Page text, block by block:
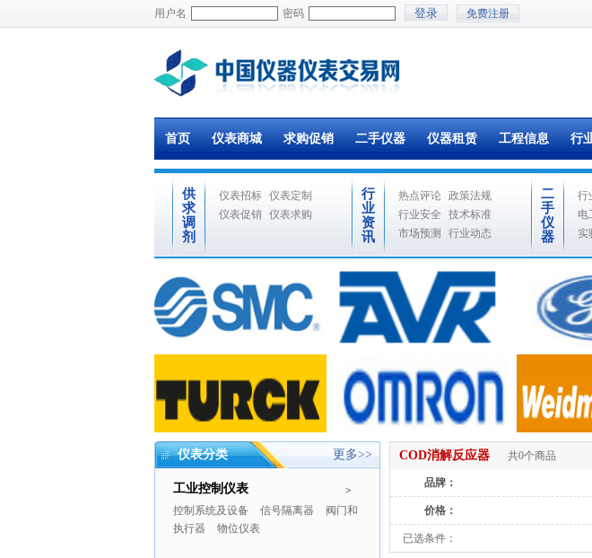
用户名 密码 免费注册
首页 仪表商城 求购促销 二手仪器 仪器租赁 工程信息 行
供
求
调
剂
仪表招标 仪表定制
仪表促销
仪表求购
行
业
资
讯
热点评论 政策法规
行业安全
技术标准
市场预测
行业动态
二
手
仪
器
行
电
实
仪表分类 更多>>
>
工业控制仪表
控制系统及设备 信号隔离器
阀门和
执行器
物位仪表
COD消解反应器 共0个商品
品牌：
价格：
已选条件：